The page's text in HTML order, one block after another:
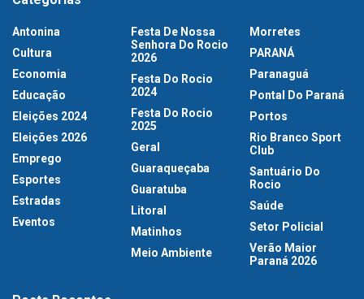
Antonina
Cultura
Economia
Educação
Eleições 2024
Eleições 2026
Emprego
Esportes
Estradas
Eventos
Festa De Nossa
Senhora Do Rocio
2026
Festa Do Rocio
2024
Festa Do Rocio
2025
Geral
Guaraqueçaba
Guaratuba
Litoral
Matinhos
Meio Ambiente
Morretes
PARANÁ
Paranaguá
Pontal Do Paraná
Portos
Rio Branco Sport
Club
Santuário Do
Rocio
Saúde
Setor Policial
Verão Maior
Paraná 2026